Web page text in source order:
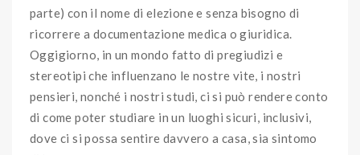
parte) con il nome di elezione e senza bisogno di
ricorrere a documentazione medica o giuridica.
Oggigiorno, in un mondo fatto di pregiudizi e
stereotipi che influenzano le nostre vite, i nostri
pensieri, nonché i nostri studi, ci si può rendere conto
di come poter studiare in un luoghi sicuri, inclusivi,
dove ci si possa sentire davvero a casa, sia sintomo